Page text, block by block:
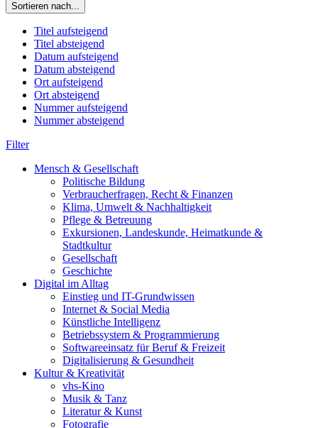
Sortieren nach...
Titel aufsteigend
Titel absteigend
Datum aufsteigend
Datum absteigend
Ort aufsteigend
Ort absteigend
Nummer aufsteigend
Nummer absteigend
Filter
Mensch & Gesellschaft
Politische Bildung
Verbraucherfragen, Recht & Finanzen
Klima, Umwelt & Nachhaltigkeit
Pflege & Betreuung
Exkursionen, Landeskunde, Heimatkunde &
Stadtkultur
Gesellschaft
Geschichte
Digital im Alltag
Einstieg und IT-Grundwissen
Internet & Social Media
Künstliche Intelligenz
Betriebssystem & Programmierung
Softwareeinsatz für Beruf & Freizeit
Digitalisierung & Gesundheit
Kultur & Kreativität
vhs-Kino
Musik & Tanz
Literatur & Kunst
Fotografie